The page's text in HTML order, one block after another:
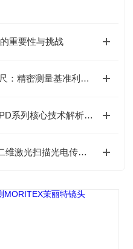
重要性与挑战
SODICK F.T沙迪克陶瓷四角直尺：精密测量基准利器介绍
OKK大宫工业（Spin Dryer）SPD系列核心技术解析（差异化竞争优势）
日本 HOKUYO 北阳 UST系列二维激光扫描光电传感器应用行业